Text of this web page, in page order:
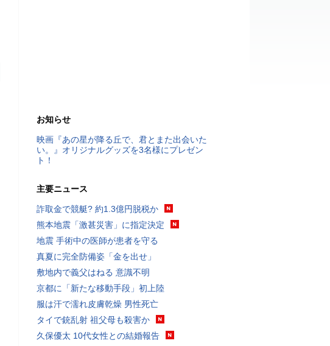
お知らせ
映画『あの星が降る丘で、君とまた出会いた
い。』オリジナルグッズを3名様にプレゼン
ト！
主要ニュース
詐取金で競艇? 約1.3億円脱税か
熊本地震「激甚災害」に指定決定
地震 手術中の医師が患者を守る
真夏に完全防備姿「金を出せ」
敷地内で義父はねる 意識不明
京都に「新たな移動手段」初上陸
服は汗で濡れ皮膚乾燥 男性死亡
タイで銃乱射 祖父母も殺害か
久保優太 10代女性との結婚報告